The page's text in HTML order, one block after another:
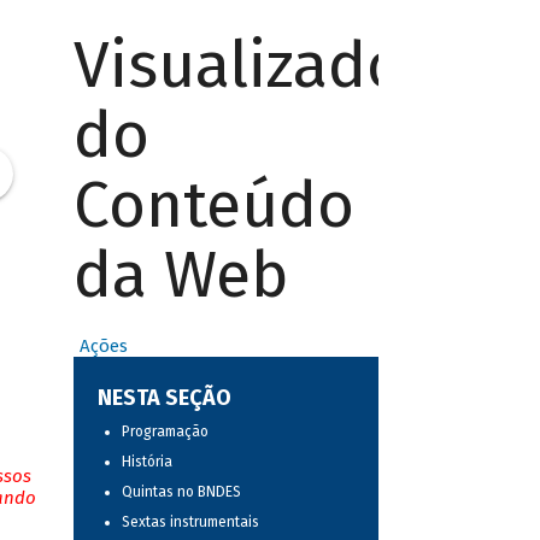
Visualizador
do
Conteúdo
da Web
Ações
NESTA SEÇÃO
Programação
História
Quintas no BNDES
Sextas instrumentais